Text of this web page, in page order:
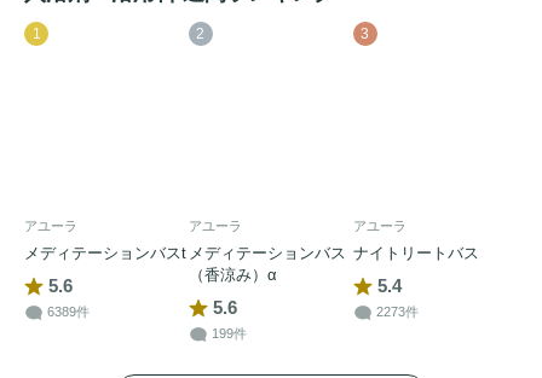
1
アユーラ
メディテーションバスt
5.6
6389件
2
アユーラ
メディテーションバス
（香涼み）α
5.6
199件
3
アユーラ
ナイトリートバス
5.4
2273件